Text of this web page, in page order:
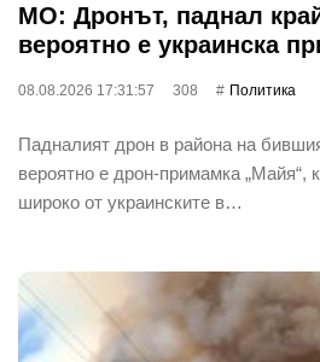
МО: Дронът, паднал
вероятно е украинска
08.08.2026 17:31:57 308 Политика
Падналият дрон в района на
вероятно е дрон-примамка „Майя“,
широко от украинските в…